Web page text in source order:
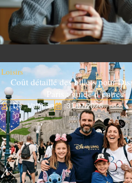
Loisirs
Coût détaillé des billets pour
Paris : guide d’entrée
De : Valérian 31/07/2026